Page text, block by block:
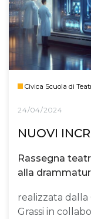
Civica Scuola di
24/04/2024
NUOVI
Rassegna
alla
realizzata dalla
Grassi in